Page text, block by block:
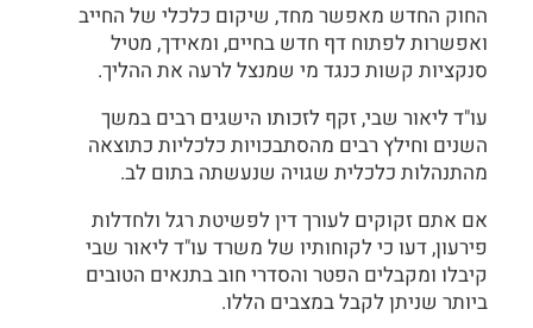
החוק החדש מאפשר מחד, שיקום כלכלי של החייב
ואפשרות לפתוח דף חדש בחיים, ומאידך, מטיל
סנקציות קשות כנגד מי שמנצל לרעה את ההליך.
עו"ד ליאור שבי, זקף לזכותו הישגים רבים במשך
השנים וחילץ רבים מהסתבכויות כלכליות כתוצאה
מהתנהלות כלכלית שגויה שנעשתה בתום לב.
אם אתם זקוקים לעורך דין לפשיטת רגל ולחדלות
פירעון, דעו כי לקוחותיו של משרד עו"ד ליאור שבי
קיבלו ומקבלים הפטר והסדרי חוב בתנאים הטובים
ביותר שניתן לקבל במצבים הללו.